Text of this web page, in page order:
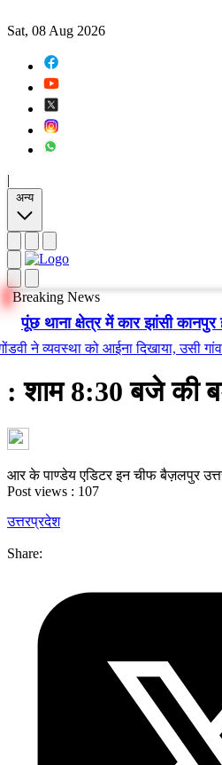
Sat, 08 Aug 2026
|
अन्य
Breaking News
पूंछ थाना क्षेत्र में कार झांसी
व्यवस्था को आईना दिखाया, उसी गांव
: शाम 8:30 बजे
आर के पाण्डेय एडिटर इन चीफ बैज़लपुर
Post views : 107
उत्तरप्रदेश
Share: